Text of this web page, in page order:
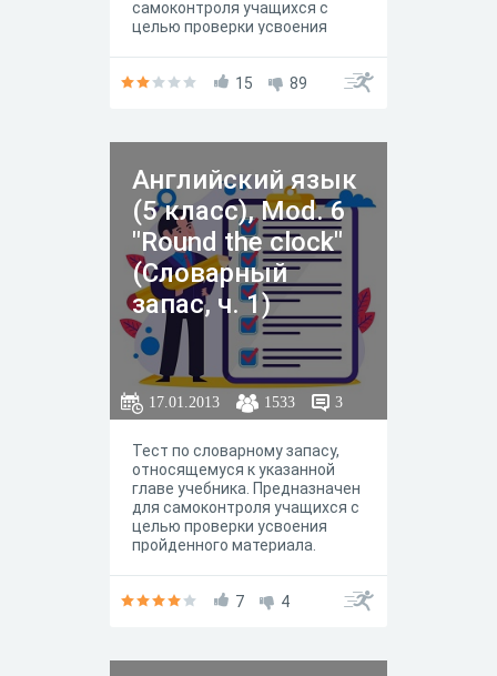
самоконтроля учащихся с
целью проверки усвоения
контрольным и проверочным
15 89
Английский язык
(5 класс), Mod. 6
"Round the clock"
(Словарный
запас, ч. 1)
17.01.2013 1533 3
Тест по словарному запасу,
относящемуся к указанной
главе учебника. Предназначен
для самоконтроля учащихся с
целью проверки усвоения
пройденного материала.
7 4